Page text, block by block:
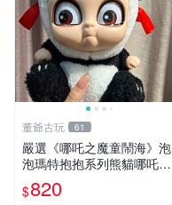
董爺古玩 61
嚴選《哪吒之魔童鬧海》泡
泡瑪特抱抱系列熊貓哪吒搪
膠臉毛絨， STATE：如圖顯
示 哪吒 毛絨公仔 泡泡瑪特
$820